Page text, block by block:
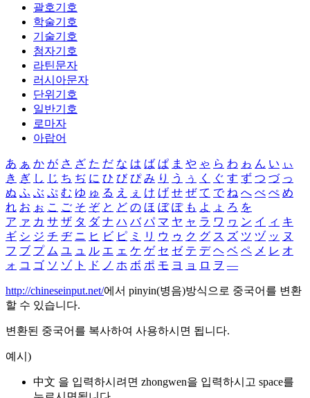
괄호기호
학술기호
기술기호
첨자기호
라틴문자
러시아문자
단위기호
일반기호
로마자
아랍어
あ ぁ か が さ ざ た だ な は ば ぱ ま や ゃ ら わ ゎ ん い ぃ
き ぎ し じ ち ぢ に ひ び ぴ み り う ぅ く ぐ す ず つ づ っ
ぬ ふ ぶ ぷ む ゆ ゅ る え ぇ け げ せ ぜ て で ね へ べ ぺ め
れ お ぉ こ ご そ ぞ と ど の ほ ぼ ぽ も よ ょ ろ を
ア ァ カ サ ザ タ ダ ナ ハ バ パ マ ヤ ャ ラ ワ ヮ ン イ ィ キ
ギ シ ジ チ ヂ ニ ヒ ビ ピ ミ リ ウ ゥ ク グ ス ズ ツ ヅ ッ ヌ
フ ブ プ ム ユ ュ ル エ ェ ケ ゲ セ ゼ テ デ ヘ ベ ペ メ レ オ
ォ コ ゴ ソ ゾ ト ド ノ ホ ボ ポ モ ヨ ョ ロ ヲ ―
http://chineseinput.net/에서 pinyin(병음)방식으로 중국어를 변환
할 수 있습니다.
변환된 중국어를 복사하여 사용하시면 됩니다.
예시)
中文 을 입력하시려면 zhongwen을 입력하시고 space를